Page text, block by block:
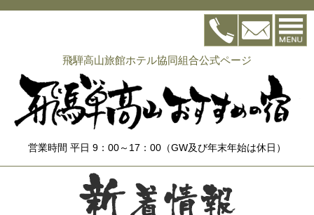
飛騨高山旅館ホテル協同組合公式ページ
営業時間 平日 9：00～17：00（GW及び年末年始は休日）